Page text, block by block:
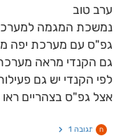
ערב טוב
נמשכת המגמה למערכת טובה
גפ"ס עם מערכת יפה
גם הקנדי מראה
לפי הקנדי יש גם
אצל גפ"ס בצהריים
ח תגובה 1